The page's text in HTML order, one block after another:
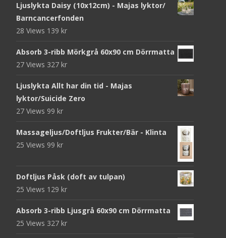
Ljuslykta Daisy (10x12cm) - Majas lyktor/
Barncancerfonden
28 Views 139 kr
Absorb 3-ribb Mörkgrå 60x90 cm Dörrmatta
27 Views 327 kr
Ljuslykta Allt har din tid - Majas
lyktor/Suicide Zero
27 Views 99 kr
Massageljus/Doftljus Frukter/Bär - Klinta
25 Views 99 kr
Doftljus Påsk (doft av tulpan)
25 Views 129 kr
Absorb 3-ribb Ljusgrå 60x90 cm Dörrmatta
25 Views 327 kr